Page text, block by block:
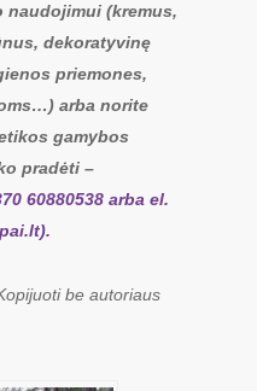
naudojimui (kremus,
dekoratyvinę
priemones,
arba norite
gamybos
pradėti –
60880538 arba el.
).
be autoriaus